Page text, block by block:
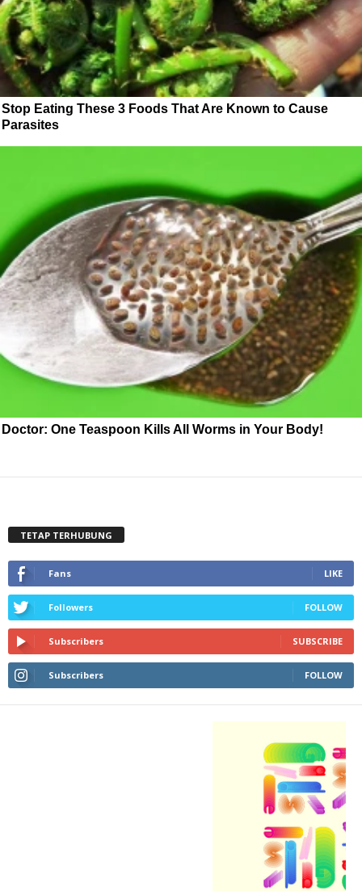
Stop Eating These 3 Foods That Are Known to Cause
Parasites
Doctor: One Teaspoon Kills All Worms in Your Body!
TETAP TERHUBUNG
Fans LIKE
Followers FOLLOW
Subscribers SUBSCRIBE
Subscribers FOLLOW